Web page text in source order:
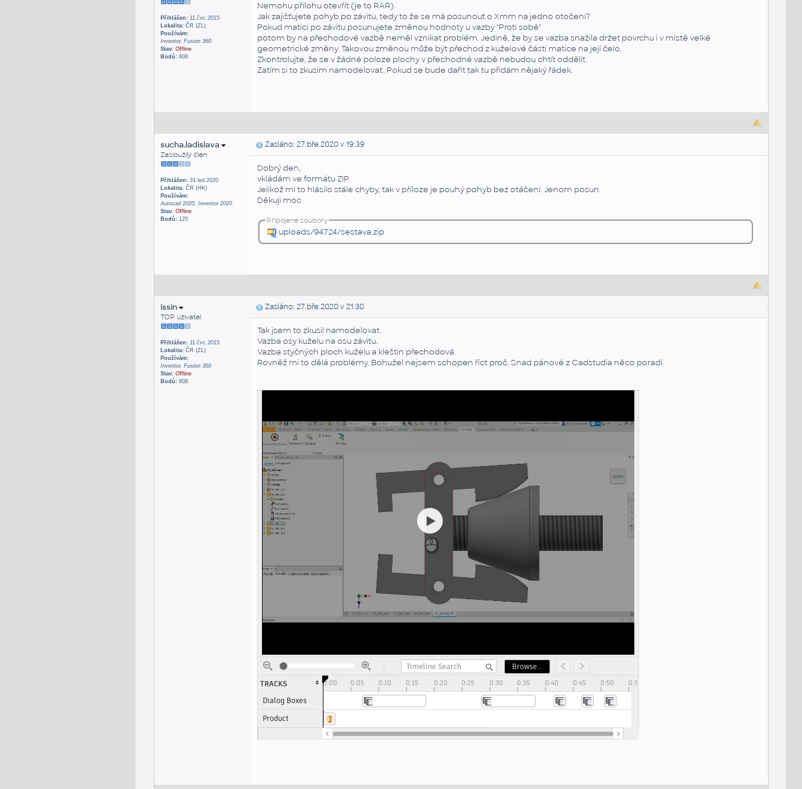
Přihlášen:11.čvc.2015
Lokalita:ČR (ZL)
Používám:
Inventor, Fusion 360
Stav: Offline
Bodů:608
Nemohu přílohu otevřít (je to RAR).
Jak zajišťujete pohyb po závitu, tedy to že se má posunout o Xmm na jedno otočení?
Pokud matici po závitu posunujete změnou hodnoty u vazby "Proti sobě"
potom by na přechodové vazbě neměl vznikat problém. Jedině, že by se vazba snažila držet povrchu i v místě velké
geometrické změny. Takovou změnou může být přechod z kuželové části matice na její čelo.
Zkontrolujte, že se v žádné poloze plochy v přechodné vazbě nebudou chtít oddělit.
Zatím si to zkusím namodelovat. Pokud se bude dařit tak tu přidám nějaký řádek.
sucha.ladislava
Zasloužilý člen
Přihlášen:31.led.2020
Lokalita:ČR (HK)
Používám:
Autocad 2020, Inventor 2020
Stav: Offline
Bodů:125
Zasláno: 27.bře.2020 v 19:39
Dobrý den,
vkládám ve formátu ZIP.
Jelikož mi to hlásilo stále chyby, tak v příloze je pouhý pohyb bez otáčení. Jenom posun.
Děkuji moc
Připojené soubory
uploads/94724/sestava.zip
issin
TOP uživatel
Přihlášen:11.čvc.2015
Lokalita:ČR (ZL)
Používám:
Inventor, Fusion 360
Stav: Offline
Bodů:608
Zasláno: 27.bře.2020 v 21:30
Tak jsem to zkusil namodelovat.
Vazba osy kuželu na osu závitu.
Vazba styčných ploch kuželu a kleštin přechodová.
Rovněž mi to dělá problémy. Bohužel nejsem schopen říct proč. Snad pánové z Cadstudia něco poradí.